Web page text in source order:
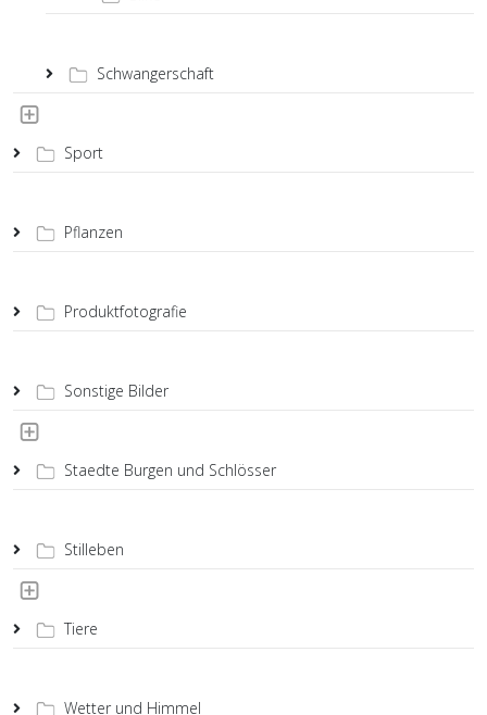
Schwangerschaft
Sport
Pflanzen
Produktfotografie
Sonstige Bilder
Staedte Burgen und Schlösser
Stilleben
Tiere
Wetter und Himmel